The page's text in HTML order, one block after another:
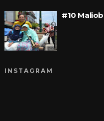
#10
INSTAGRAM